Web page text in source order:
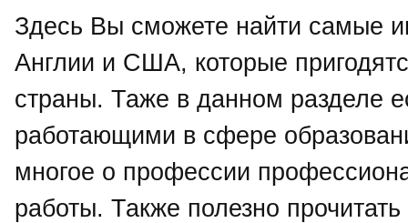
Здесь Вы сможете найти самые
Англии и США, которые
страны. Таже в данном разделе
работающими в сфере
многое о профессии
работы. Также полезно